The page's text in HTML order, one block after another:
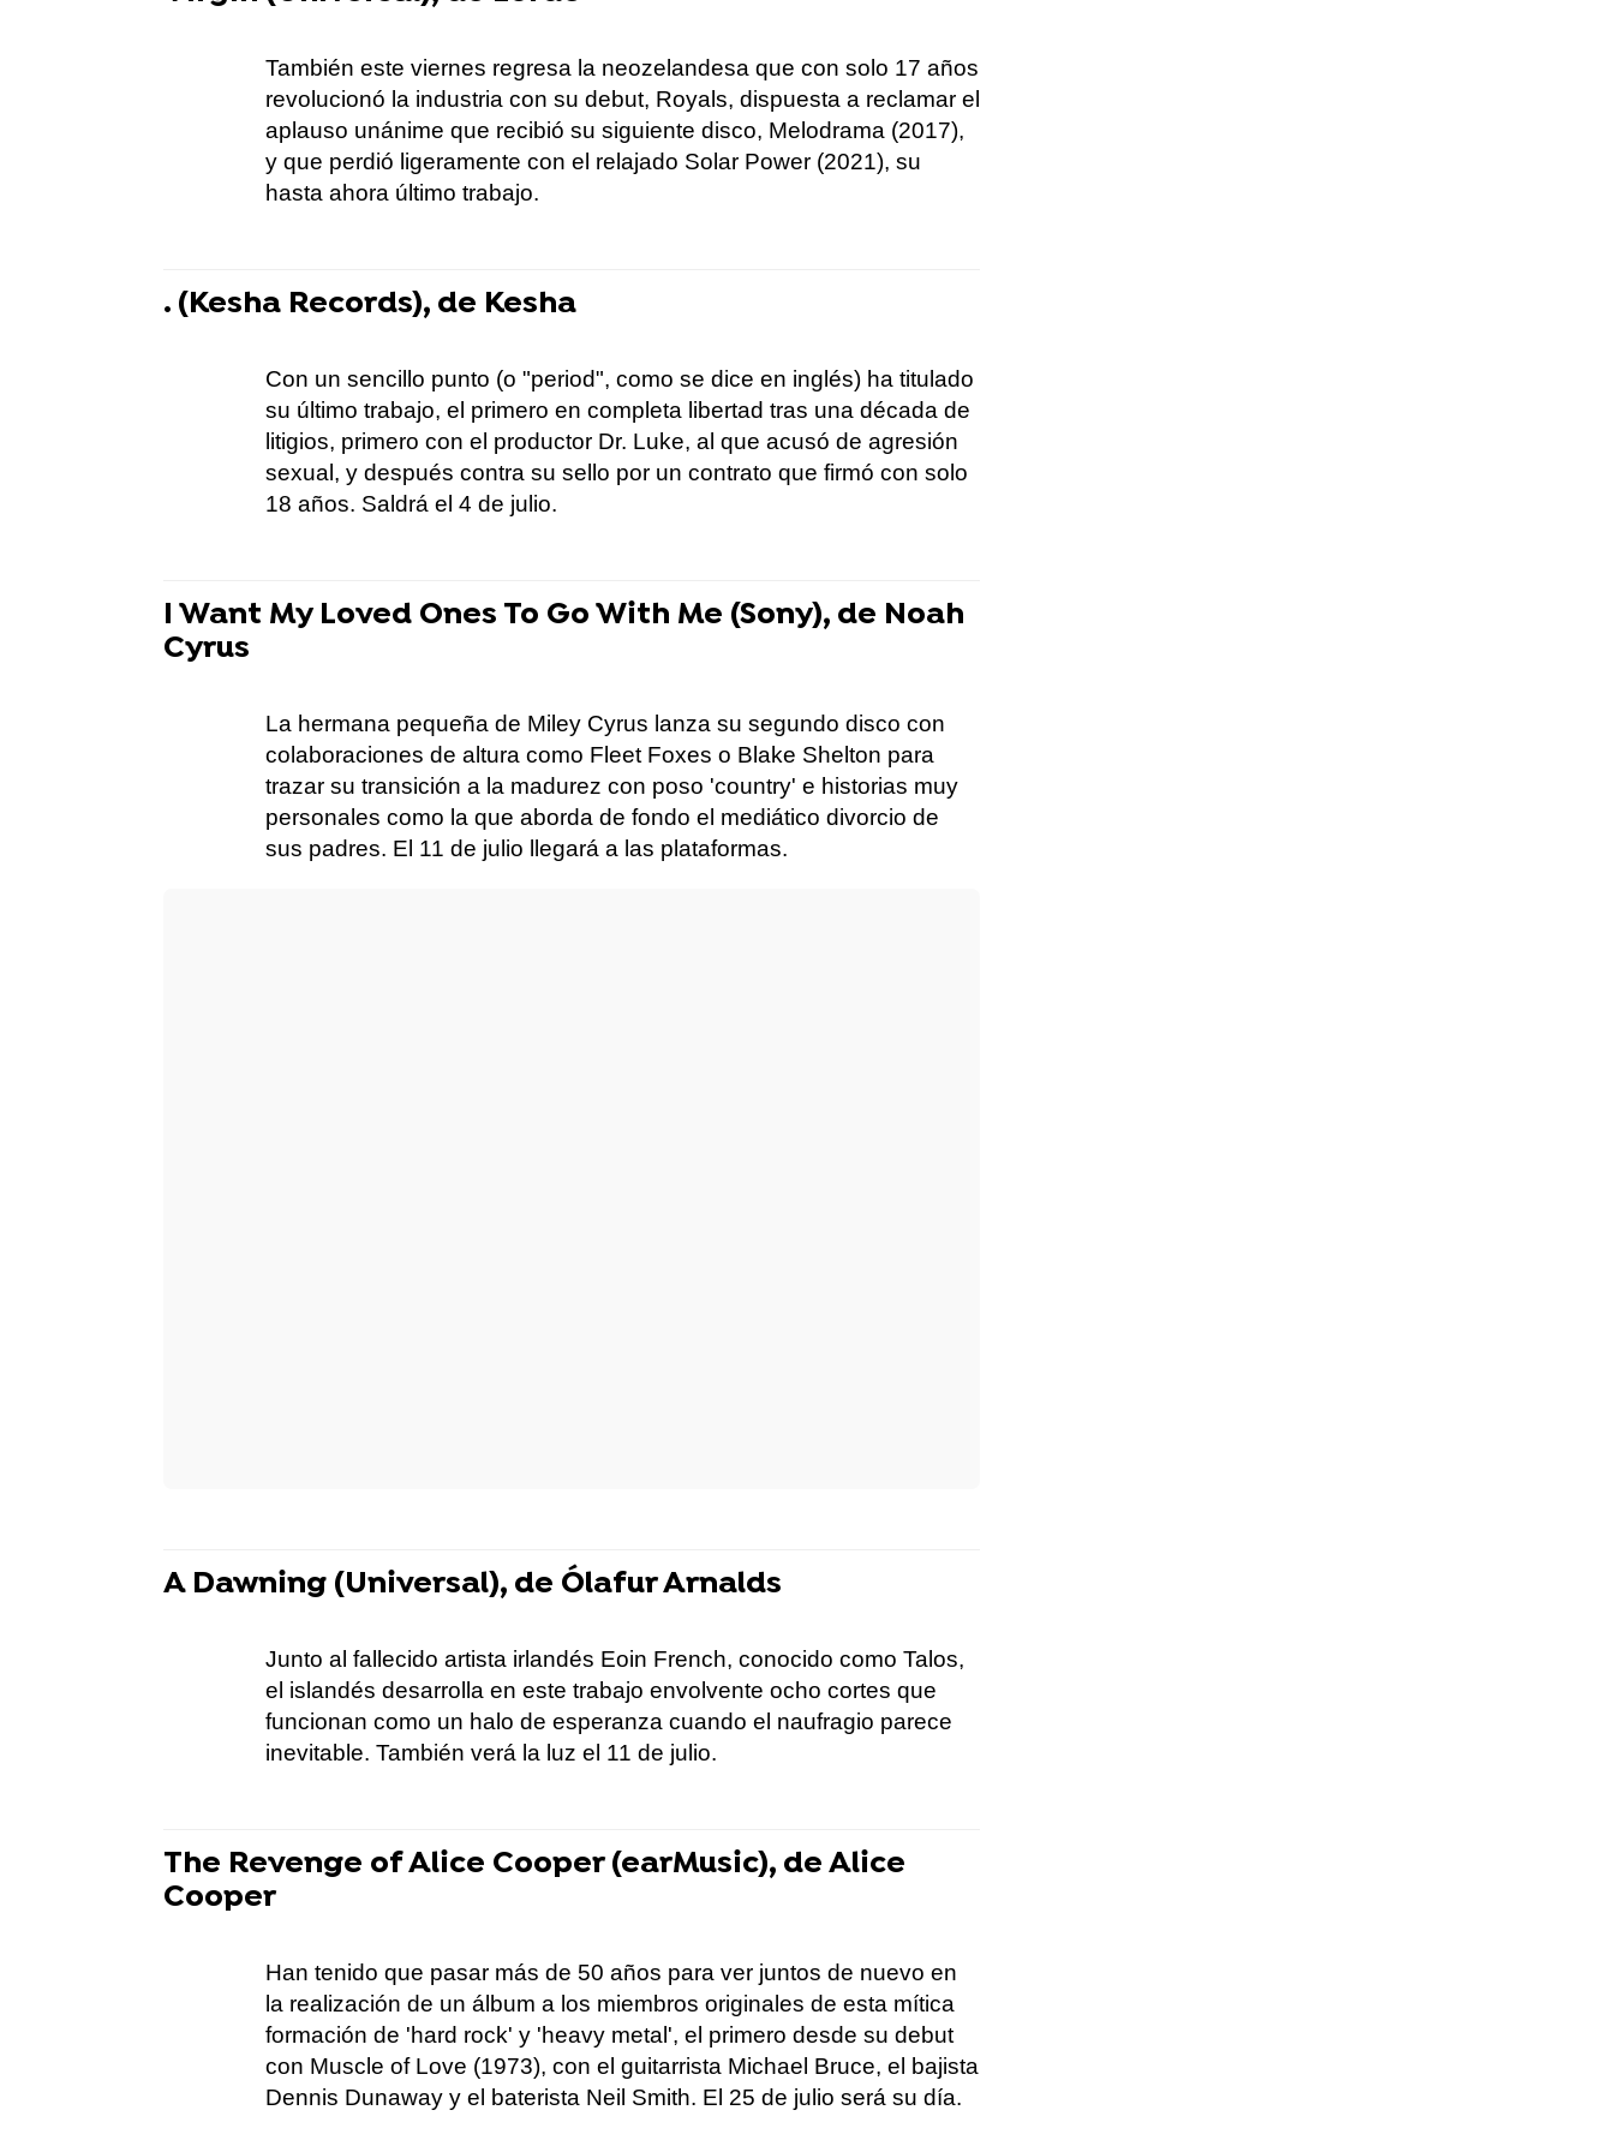
También este viernes regresa la neozelandesa que con solo 17 años
revolucionó la industria con su debut, Royals, dispuesta a reclamar el
aplauso unánime que recibió su siguiente disco, Melodrama (2017),
y que perdió ligeramente con el relajado Solar Power (2021), su
hasta ahora último trabajo.
. (Kesha Records), de Kesha
Con un sencillo punto (o "period", como se dice en inglés) ha titulado
su último trabajo, el primero en completa libertad tras una década de
litigios, primero con el productor Dr. Luke, al que acusó de agresión
sexual, y después contra su sello por un contrato que firmó con solo
18 años. Saldrá el 4 de julio.
I Want My Loved Ones To Go With Me (Sony), de Noah
Cyrus
La hermana pequeña de Miley Cyrus lanza su segundo disco con
colaboraciones de altura como Fleet Foxes o Blake Shelton para
trazar su transición a la madurez con poso 'country' e historias muy
personales como la que aborda de fondo el mediático divorcio de
sus padres. El 11 de julio llegará a las plataformas.
A Dawning (Universal), de Ólafur Arnalds
Junto al fallecido artista irlandés Eoin French, conocido como Talos,
el islandés desarrolla en este trabajo envolvente ocho cortes que
funcionan como un halo de esperanza cuando el naufragio parece
inevitable. También verá la luz el 11 de julio.
The Revenge of Alice Cooper (earMusic), de Alice
Cooper
Han tenido que pasar más de 50 años para ver juntos de nuevo en
la realización de un álbum a los miembros originales de esta mítica
formación de 'hard rock' y 'heavy metal', el primero desde su debut
con Muscle of Love (1973), con el guitarrista Michael Bruce, el bajista
Dennis Dunaway y el baterista Neil Smith. El 25 de julio será su día.